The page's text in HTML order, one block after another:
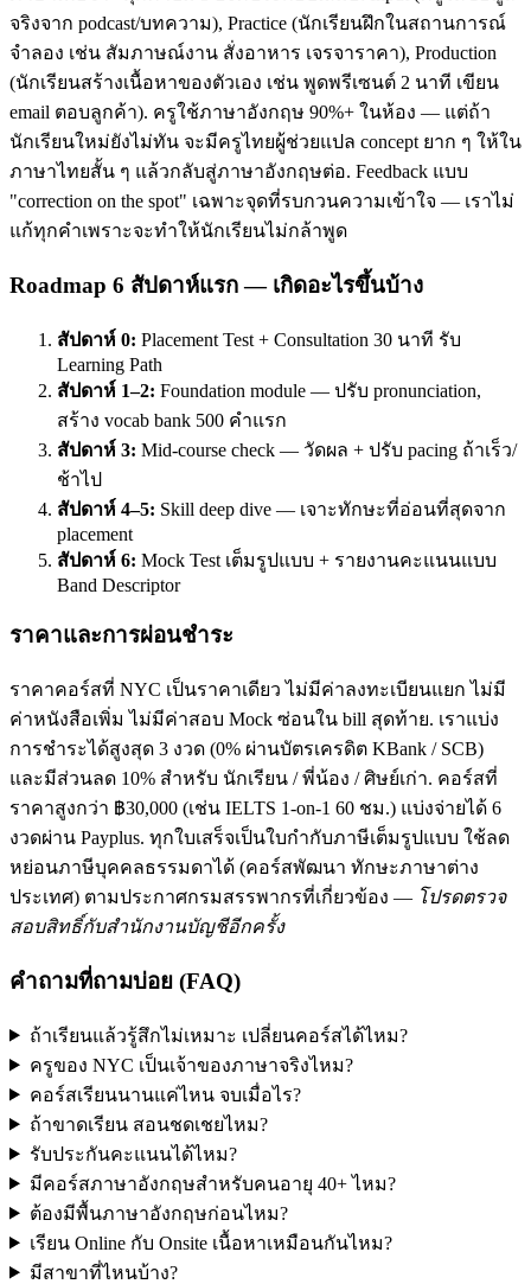
จริงจาก podcast/บทความ), Practice (นักเรียนฝึกในสถานการณ์
จำลอง เช่น สัมภาษณ์งาน สั่งอาหาร เจรจาราคา), Production
(นักเรียนสร้างเนื้อหาของตัวเอง เช่น พูดพรีเซนต์ 2 นาที เขียน
email ตอบลูกค้า). ครูใช้ภาษาอังกฤษ 90%+ ในห้อง — แต่ถ้า
นักเรียนใหม่ยังไม่ทัน จะมีครูไทยผู้ช่วยแปล concept ยาก ๆ ให้ใน
ภาษาไทยสั้น ๆ แล้วกลับสู่ภาษาอังกฤษต่อ. Feedback แบบ
"correction on the spot" เฉพาะจุดที่รบกวนความเข้าใจ — เราไม่
แก้ทุกคำเพราะจะทำให้นักเรียนไม่กล้าพูด
Roadmap 6 สัปดาห์แรก — เกิดอะไรขึ้นบ้าง
สัปดาห์ 0: Placement Test + Consultation 30 นาที รับ
Learning Path
สัปดาห์ 1–2: Foundation module — ปรับ pronunciation,
สร้าง vocab bank 500 คำแรก
สัปดาห์ 3: Mid-course check — วัดผล + ปรับ pacing ถ้าเร็ว/
ช้าไป
สัปดาห์ 4–5: Skill deep dive — เจาะทักษะที่อ่อนที่สุดจาก
placement
สัปดาห์ 6: Mock Test เต็มรูปแบบ + รายงานคะแนนแบบ
Band Descriptor
ราคาและการผ่อนชำระ
ราคาคอร์สที่ NYC เป็นราคาเดียว ไม่มีค่าลงทะเบียนแยก ไม่มี
ค่าหนังสือเพิ่ม ไม่มีค่าสอบ Mock ซ่อนใน bill สุดท้าย. เราแบ่ง
การชำระได้สูงสุด 3 งวด (0% ผ่านบัตรเครดิต KBank / SCB)
และมีส่วนลด 10% สำหรับ นักเรียน / พี่น้อง / ศิษย์เก่า. คอร์สที่
ราคาสูงกว่า ฿30,000 (เช่น IELTS 1-on-1 60 ชม.) แบ่งจ่ายได้ 6
งวดผ่าน Payplus. ทุกใบเสร็จเป็นใบกำกับภาษีเต็มรูปแบบ ใช้ลด
หย่อนภาษีบุคคลธรรมดาได้ (คอร์สพัฒนา ทักษะภาษาต่าง
ประเทศ) ตามประกาศกรมสรรพากรที่เกี่ยวข้อง — โปรดตรวจ
สอบสิทธิ์กับสำนักงานบัญชีอีกครั้ง
คำถามที่ถามบ่อย (FAQ)
ถ้าเรียนแล้วรู้สึกไม่เหมาะ เปลี่ยนคอร์สได้ไหม?
ครูของ NYC เป็นเจ้าของภาษาจริงไหม?
คอร์สเรียนนานแค่ไหน จบเมื่อไร?
ถ้าขาดเรียน สอนชดเชยไหม?
รับประกันคะแนนได้ไหม?
มีคอร์สภาษาอังกฤษสำหรับคนอายุ 40+ ไหม?
ต้องมีพื้นภาษาอังกฤษก่อนไหม?
เรียน Online กับ Onsite เนื้อหาเหมือนกันไหม?
มีสาขาที่ไหนบ้าง?